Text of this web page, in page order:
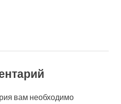
вам необходимо